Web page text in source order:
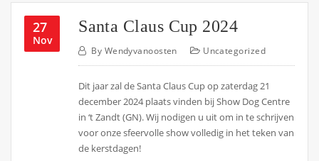
27
Nov
Santa Claus Cup 2024
By Wendyvanoosten Uncategorized
Dit jaar zal de Santa Claus Cup op zaterdag 21
december 2024 plaats vinden bij Show Dog Centre
in ‘t Zandt (GN). Wij nodigen u uit om in te schrijven
voor onze sfeervolle show volledig in het teken van
de kerstdagen!